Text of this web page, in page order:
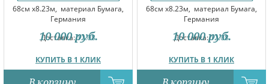
68см x8.23м, материал Бумага,
Германия
Доставка:12.08
КУПИТЬ В 1 КЛИК
10 000 руб.
68см x8.23м, материал Бумага,
Германия
Доставка:12.08
КУПИТЬ В 1 КЛИК
10 000 руб.